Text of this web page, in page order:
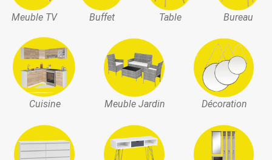
Meuble TV Buffet Table Bureau
Cuisine Meuble Jardin Décoration